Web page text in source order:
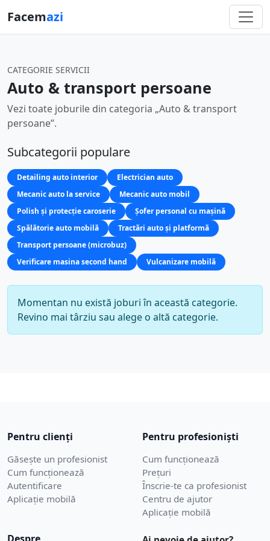
Facemazi
CATEGORIE SERVICII
Auto & transport persoane
Vezi toate joburile din categoria „Auto & transport
persoane”.
Subcategorii populare
Detailing auto interior
Electrician auto
Mecanic auto la service
Mecanic auto mobil
Polish și protecție caroserie
Șofer personal cu mașină
Spălătorie auto mobilă
Tractări auto și platformă
Transport persoane (microbuz)
Verificare masina second hand
Vulcanizare mobilă
Momentan nu există joburi în această categorie.
Revino mai târziu sau alege o altă categorie.
Pentru clienți
Găsește un profesionist
Cum funcționează
Autentificare
Aplicație mobilă
Pentru profesioniști
Cum funcționează
Prețuri
Înscrie-te ca profesionist
Centru de ajutor
Aplicație mobilă